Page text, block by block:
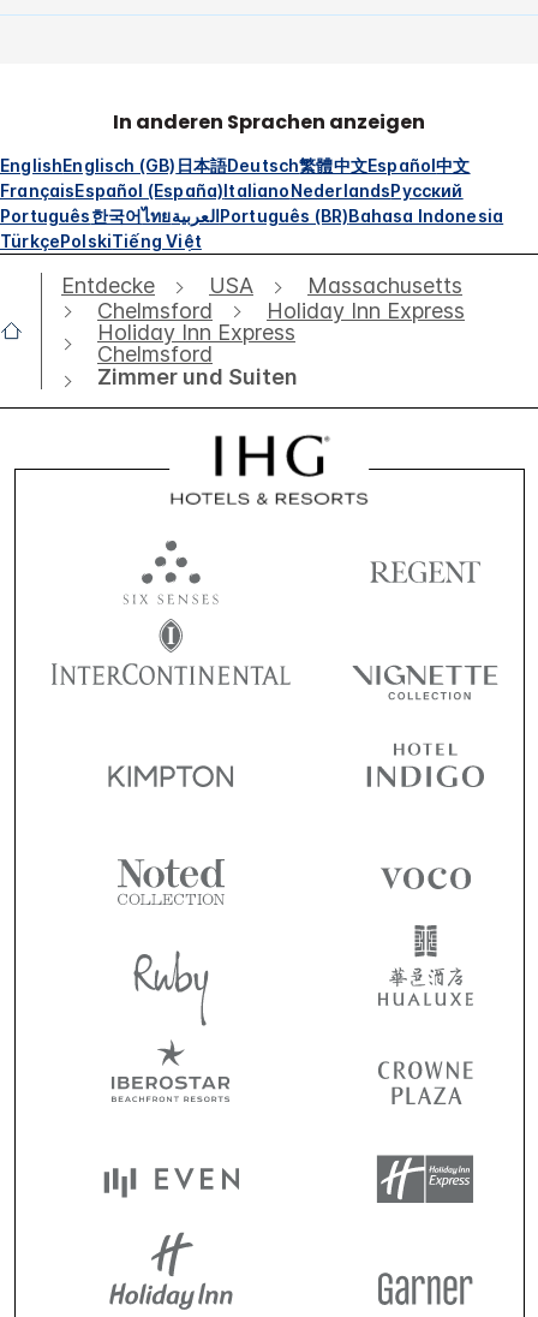
In anderen Sprachen anzeigen
EnglishEnglisch (GB) 日本語Deutsch繁體中文Español中文
FrançaisEspañol (España)ItalianoNederlandsРусский
Português한국어ไทยالعربيةPortuguês (BR)Bahasa Indonesia
TürkçePolskiTiếng Việt
Entdecke USA
Massachusetts
Chelmsford
Holiday Inn Express
Holiday Inn Express
Chelmsford
Zimmer und Suiten